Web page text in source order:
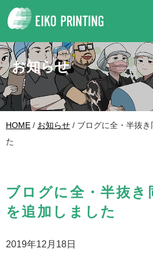
お知らせ
HOME / お知らせ / ブログに全・半抜
た
ブログに全・半抜き
を追加しました
2019年12月18日